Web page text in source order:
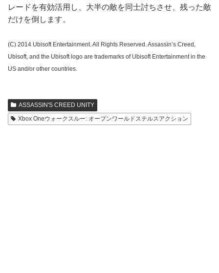
レードを有効活用し、大半の敵を同士討ちさせ、残った敵
だけを倒します。
(C) 2014 Ubisoft Entertainment. All Rights Reserved. Assassin’s Creed,
Ubisoft, and the Ubisoft logo are trademarks of Ubisoft Entertainment in the
US and/or other countries.
ASSASSIN'S CREED UNITY
Xbox Oneウォークスルー: オープンワールドステルスアクション